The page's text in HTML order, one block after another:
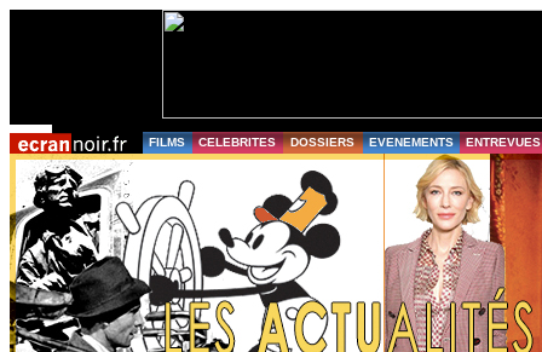
FILMS CELEBRITES DOSSIERS EVENEMENTS ENTREVUES